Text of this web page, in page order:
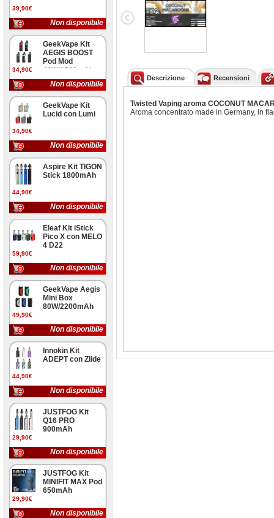
39,90€
Non disponibile
34,90€
GeekVape Kit
AEGIS BOOST
Pod Mod
40W/1500mAh
Non disponibile
34,90€
GeekVape Kit
Lucid con Lumi
Non disponibile
44,90€
Aspire Kit TIGON
Stick 1800mAh
Non disponibile
59,90€
Eleaf Kit iStick
Pico X con MELO
4 D22
Non disponibile
49,90€
GeekVape Aegis
Mini Box
80W/2200mAh
Non disponibile
44,90€
Innokin Kit
ADEPT con Zlide
Non disponibile
29,90€
JUSTFOG Kit
Q16 PRO
900mAh
Non disponibile
29,90€
JUSTFOG Kit
MINIFIT MAX Pod
650mAh
Non disponibile
Descrizione Recensioni
Twisted Vaping aroma COCONUT
Aroma concentrato made in Germany, in